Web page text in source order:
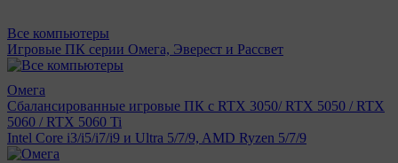
Все компьютеры
Игровые ПК серии Омега, Эверест и Рассвет
Омега
Сбалансированные игровые ПК с RTX 3050/ RTX 5050 / RTX
5060 / RTX 5060 Ti
Intel Core i3/i5/i7/i9 и Ultra 5/7/9, AMD Ryzen 5/7/9